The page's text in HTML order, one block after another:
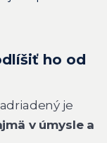
ho od
je
v úmysle a